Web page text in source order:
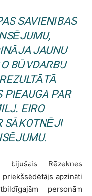
SAVIENĪBAS
JAUNU
BŪVDARBU
PIEAUGA PAR
EIRO
SĀKOTNĒJI
bijušais Rēzeknes
apzināti
personām